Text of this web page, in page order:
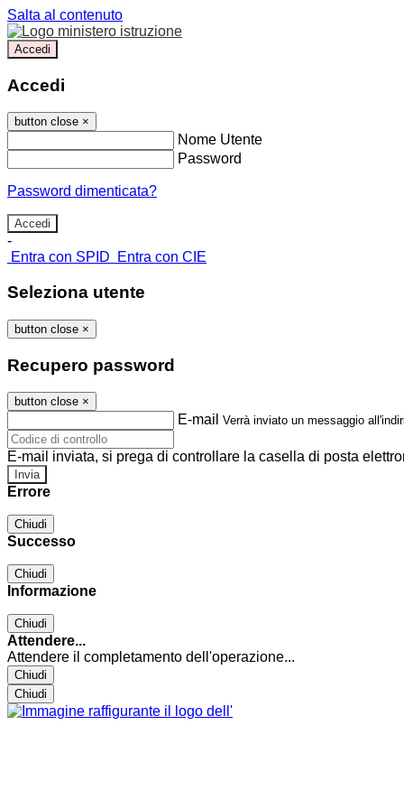
Salta al contenuto
Accedi
Accedi
button close ×
Nome Utente
Password
Password dimenticata?
-
Entra con SPID
Entra con CIE
Seleziona utente
button close ×
Recupero password
button close ×
E-mail Verrà inviato un messaggio
E-mail inviata, si prega di controllare la casella di posta
Errore
Chiudi
Successo
Chiudi
Informazione
Chiudi
Attendere...
Attendere il completamento dell'operazione...
Chiudi
Chiudi